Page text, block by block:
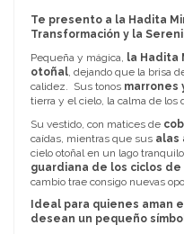
Te presento a la Hadita
Transformación y la
Pequeña y mágica, la Hadita
otoñal, dejando que la brisa
calidez. Sus tonos marrones
tierra y el cielo, la calma de los
Su vestido, con matices de
caídas, mientras que sus alas
cielo otoñal en un lago
guardiana de los ciclos de
cambio trae consigo nuevas
Ideal para quienes aman
desean un pequeño